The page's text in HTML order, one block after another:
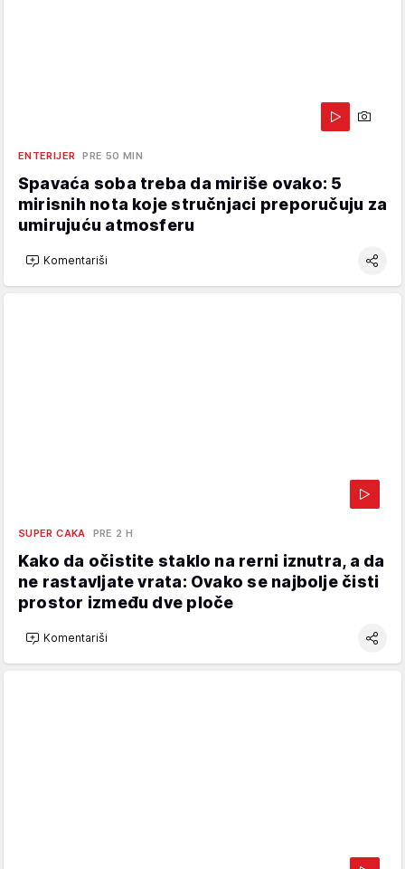
ENTERIJER PRE 50 MIN
Spavaća soba treba da miriše ovako: 5
mirisnih nota koje stručnjaci preporučuju za
umirujuću atmosferu
Komentariši
SUPER CAKA PRE 2 H
Kako da očistite staklo na rerni iznutra, a da
ne rastavljate vrata: Ovako se najbolje čisti
prostor između dve ploče
Komentariši